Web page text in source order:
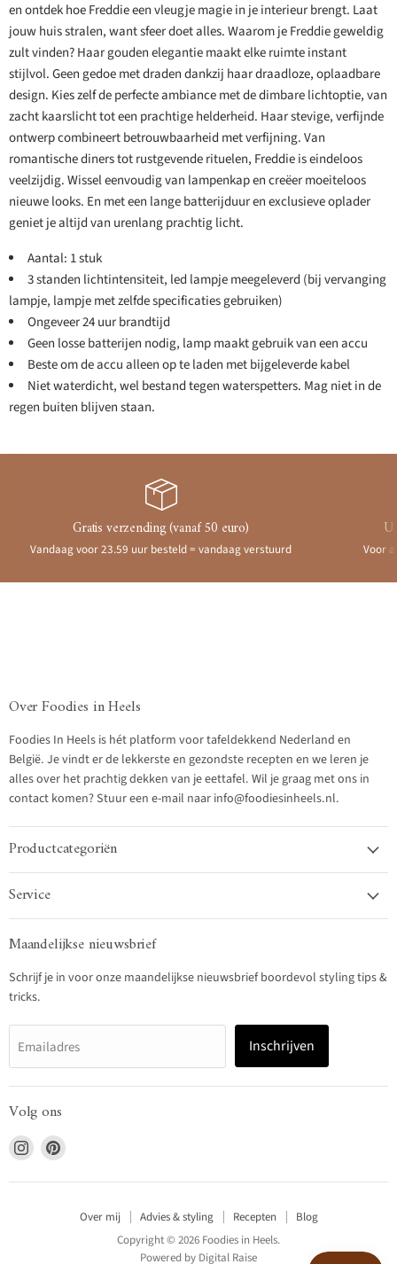
en ontdek hoe Freddie een vleugje magie in je interieur brengt. Laat
jouw huis stralen, want sfeer doet alles. Waarom je Freddie geweldig
zult vinden? Haar gouden elegantie maakt elke ruimte instant
stijlvol. Geen gedoe met draden dankzij haar draadloze, oplaadbare
design. Kies zelf de perfecte ambiance met de dimbare lichtoptie, van
zacht kaarslicht tot een prachtige helderheid. Haar stevige, verfijnde
ontwerp combineert betrouwbaarheid met verfijning. Van
romantische diners tot rustgevende rituelen, Freddie is eindeloos
veelzijdig. Wissel eenvoudig van lampenkap en creëer moeiteloos
nieuwe looks. En met een lange batterijduur en exclusieve oplader
geniet je altijd van urenlang prachtig licht.
Aantal: 1 stuk
3 standen lichtintensiteit, led lampje meegeleverd (bij vervanging
lampje, lampje met zelfde specificaties gebruiken)
Ongeveer 24 uur brandtijd
Geen losse batterijen nodig, lamp maakt gebruik van een accu
Beste om de accu alleen op te laden met bijgeleverde kabel
Niet waterdicht, wel bestand tegen waterspetters. Mag niet in de
regen buiten blijven staan.
Gratis verzending (vanaf 50 euro)
Vandaag voor 23.59 uur besteld = vandaag verstuurd Voor
Over Foodies in Heels
Foodies In Heels is hét platform voor tafeldekkend Nederland en
België. Je vindt er de lekkerste en gezondste recepten en we leren je
alles over het prachtig dekken van je eettafel. Wil je graag met ons in
contact komen? Stuur een e-mail naar info@foodiesinheels.nl.
Productcategoriën
Service
Maandelijkse nieuwsbrief
Schrijf je in voor onze maandelijkse nieuwsbrief boordevol styling tips &
tricks.
Emailadres Inschrijven
Volg ons
Vind
ons
op
Vind
op
Over mij Advies & styling Recepten
Blog
Copyright © 2026 Foodies in Heels.
Powered by Digital Raise